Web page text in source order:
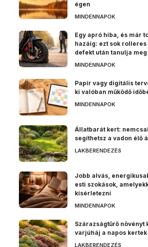
égen
MINDENNAPOK
Egy apró hiba, és már
hazáig: ezt sok rolleres
defekt után tanulja meg
MINDENNAPOK
Papír vagy digitális
ki valóban működő
MINDENNAPOK
Állatbarát kert:
segíthetsz a vadon élő
LAKBERENDEZÉS
Jobb alvás,
esti szokások,
kísérletezni
MINDENNAPOK
Szárazságtűrő növényt
varjúháj a napos
LAKBERENDEZÉS